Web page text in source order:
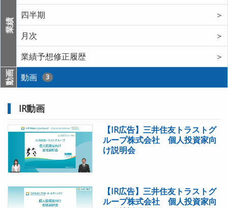
業績
四半期
＞
月次
＞
業績予想修正履歴
＞
動画 動画 3
IR動画
【IR広告】三井住友トラストグ
ループ株式会社 個人投資家向
け説明会
【IR広告】三井住友トラストグ
ループ株式会社 個人投資家向